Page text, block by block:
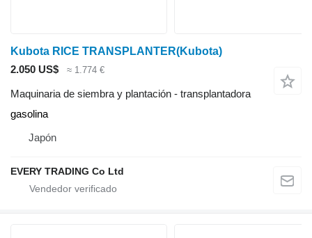
Kubota RICE TRANSPLANTER(Kubota)
2.050 US$
≈ 1.774 €
Maquinaria de siembra y plantación - transplantadora
gasolina
Japón
EVERY TRADING Co Ltd